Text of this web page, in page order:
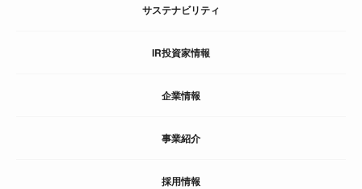
サステナビリティ
IR投資家情報
企業情報
事業紹介
採用情報